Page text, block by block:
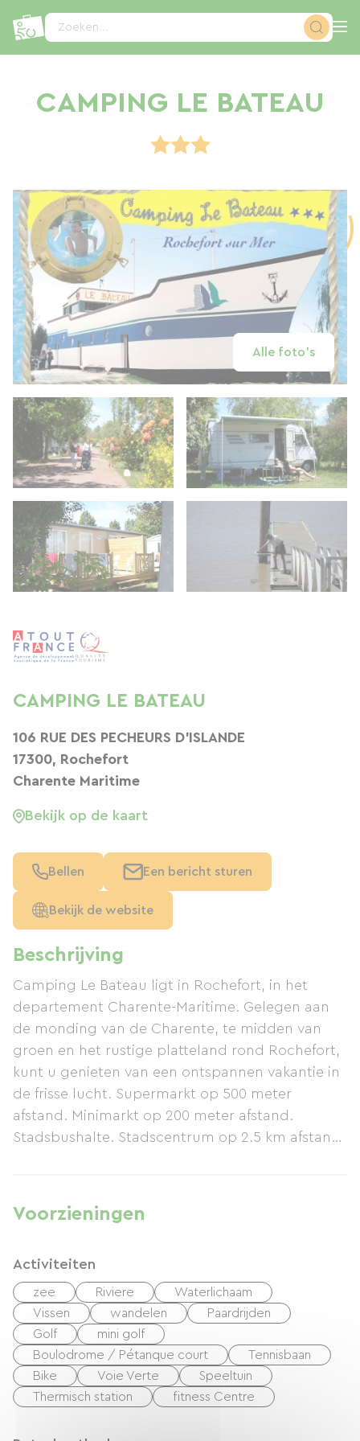
Zoeken...
CAMPING LE BATEAU
Alle foto's
Beschrijving
Camping Le Bateau ligt in Rochefort, in het
departement Charente-Maritime. Gelegen aan
de monding van de Charente, te midden van
groen en het rustige platteland rond Rochefort,
kunt u genieten van een ontspannen vakantie in
de frisse lucht. Supermarkt op 500 meter
afstand. Minimarkt op 200 meter afstand.
Stadsbushalte. Stadscentrum op 2.5 km afstand.
Voorzieningen
Activiteiten
zee Riviere
Waterlichaam
Vissen
wandelen
Paardrijden
Golf
mini golf
Boulodrome / Pétanque court
Tennisbaan
Bike
Voie Verte
Speeltuin
Thermisch station
fitness Centre
CAMPING LE BATEAU
106 RUE DES PECHEURS D'ISLANDE
17300, Rochefort
Charente Maritime
Bekijk op de kaart
Bellen Een bericht sturen
Bekijk de website
Cookies beheer paneel